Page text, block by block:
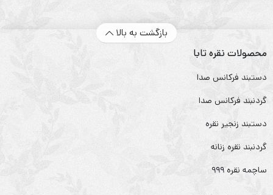
بازگشت به بالا
محصولات نقره تابا
دستبند فرکانس صدا
گردنبند فرکانس صدا
دستبند زنجیر نقره
گردنبند نقره زنانه
ساچمه نقره ۹۹۹